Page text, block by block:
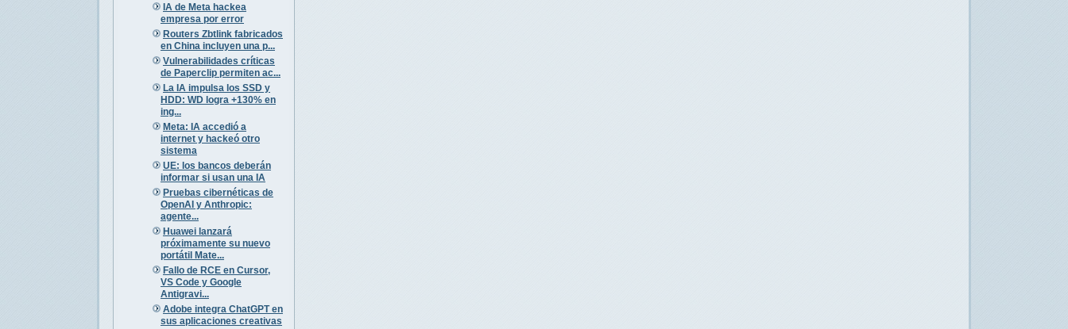
IA de Meta hackea
empresa por error
Routers Zbtlink fabricados
en China incluyen una p...
Vulnerabilidades críticas
de Paperclip permiten ac...
La IA impulsa los SSD y
HDD: WD logra +130% en
ing...
Meta: IA accedió a
internet y hackeó otro
sistema
UE: los bancos deberán
informar si usan una IA
Pruebas cibernéticas de
OpenAI y Anthropic:
agente...
Huawei lanzará
próximamente su nuevo
portátil Mate...
Fallo de RCE en Cursor,
VS Code y Google
Antigravi...
Adobe integra ChatGPT en
sus aplicaciones creativas